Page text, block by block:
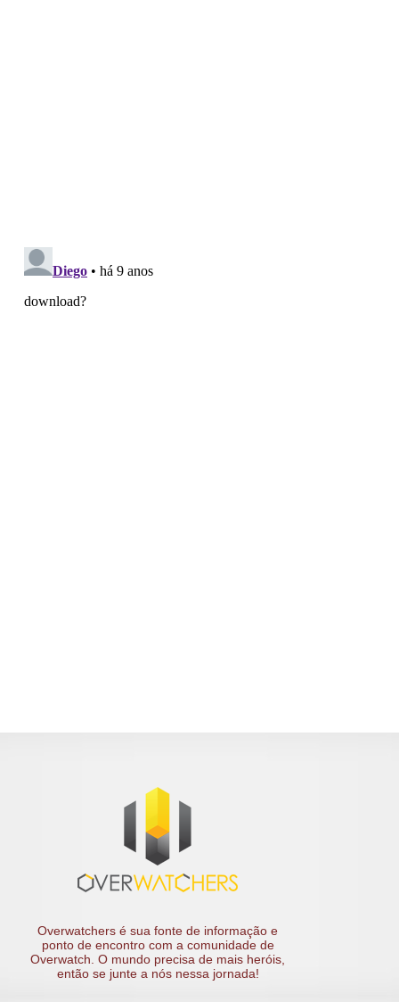
Overwatchers é sua fonte de informação e
ponto de encontro com a comunidade de
Overwatch. O mundo precisa de mais heróis,
então se junte a nós nessa jornada!